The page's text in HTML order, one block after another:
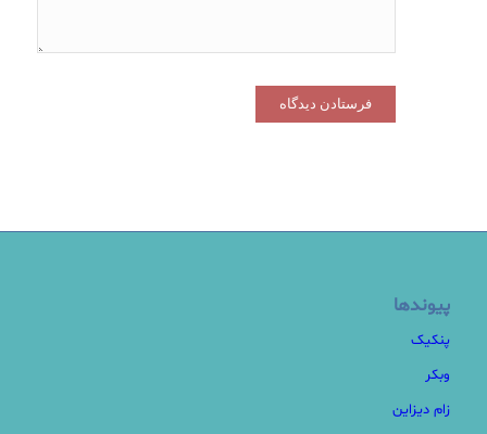
پیوندها
پنکیک
وبکر
زام دیزاین